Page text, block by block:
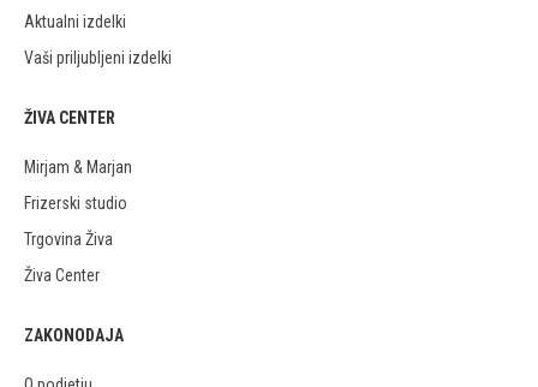
Aktualni izdelki
Vaši priljubljeni izdelki
ŽIVA CENTER
Mirjam & Marjan
Frizerski studio
Trgovina Živa
Živa Center
ZAKONODAJA